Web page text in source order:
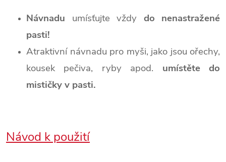
Návnadu umísťujte vždy do nenastražené
pasti!
Atraktivní návnadu pro myši, jako jsou ořechy,
kousek pečiva, ryby apod. umístěte do
mističky v pasti.
Návod k použití